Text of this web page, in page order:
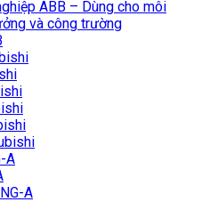
ABB – Dùng cho môi
và công trường
A
A